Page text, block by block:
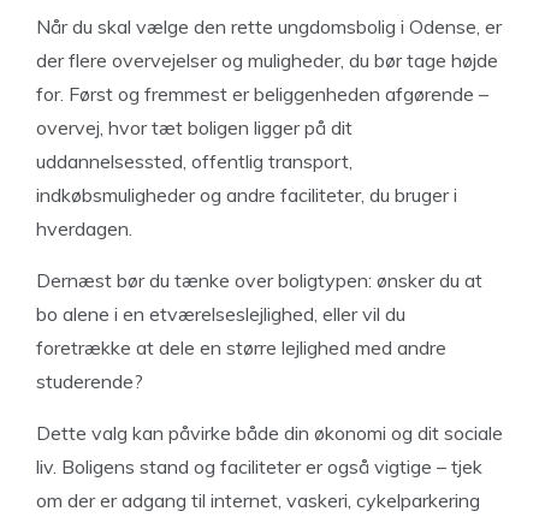
Når du skal vælge den rette ungdomsbolig i Odense, er
der flere overvejelser og muligheder, du bør tage højde
for. Først og fremmest er beliggenheden afgørende –
overvej, hvor tæt boligen ligger på dit
uddannelsessted, offentlig transport,
indkøbsmuligheder og andre faciliteter, du bruger i
hverdagen.
Dernæst bør du tænke over boligtypen: ønsker du at
bo alene i en etværelseslejlighed, eller vil du
foretrække at dele en større lejlighed med andre
studerende?
Dette valg kan påvirke både din økonomi og dit sociale
liv. Boligens stand og faciliteter er også vigtige – tjek
om der er adgang til internet, vaskeri, cykelparkering